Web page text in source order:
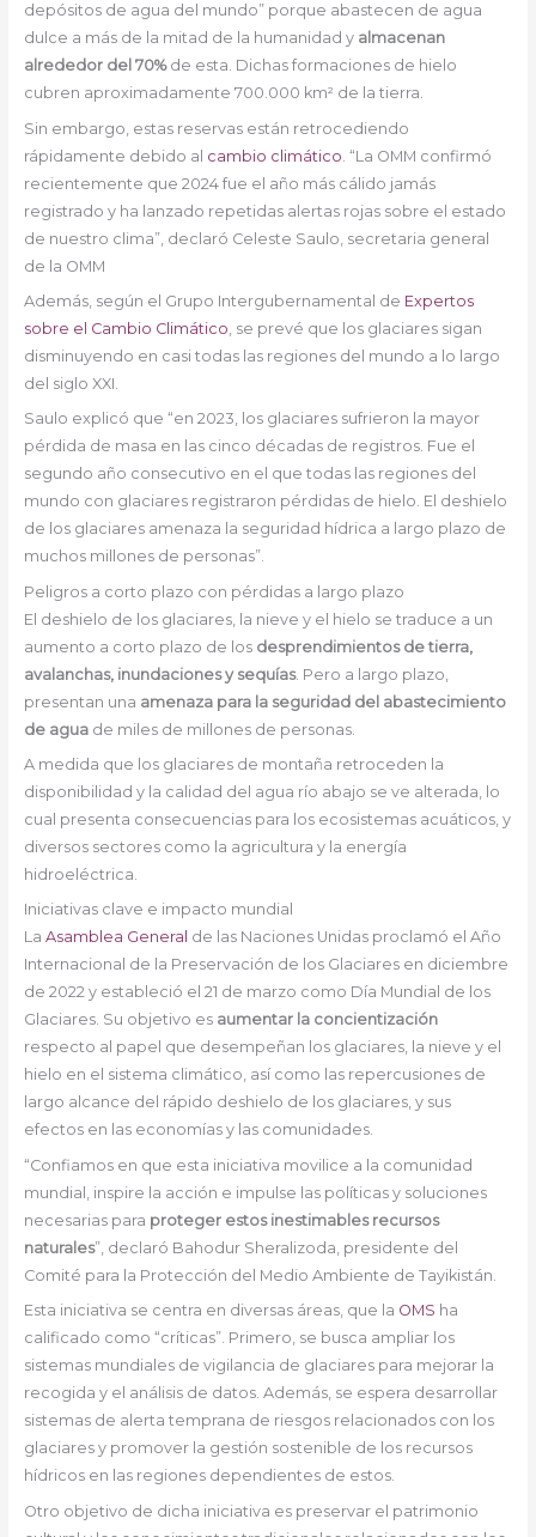
depósitos de agua del mundo” porque abastecen de agua
dulce a más de la mitad de la humanidad y almacenan
alrededor del 70%de esta. Dichas formaciones de hielo
cubren aproximadamente 700.000 km² de la tierra.
Sin embargo, estas reservas están retrocediendo
rápidamente debido al cambio climático . “La OMM confirmó
recientemente que 2024 fue el año más cálido jamás
registrado y ha lanzado repetidas alertas rojas sobre el estado
de nuestro clima”, declaró Celeste Saulo, secretaria general
de la OMM
Además, según el Grupo Intergubernamental de Expertos
sobre el Cambio Climático , se prevé que los glaciares sigan
disminuyendo en casi todas las regiones del mundo a lo largo
del siglo XXI.
Saulo explicó que “en 2023, los glaciares sufrieron la mayor
pérdida de masa en las cinco décadas de registros. Fue el
segundo año consecutivo en el que todas las regiones del
mundo con glaciares registraron pérdidas de hielo. El deshielo
de los glaciares amenaza la seguridad hídrica a largo plazo de
muchos millones de personas”.
Peligros a corto plazo con pérdidas a largo plazo
El deshielo de los glaciares, la nieve y el hielo se traduce a un
aumento a corto plazo de los desprendimientos de tierra,
avalanchas, inundaciones y sequías. Pero a largo plazo,
presentan una amenaza para la seguridad del abastecimiento
de aguade miles de millones de personas.
A medida que los glaciares de montaña retroceden la
disponibilidad y la calidad del agua río abajo se ve alterada, lo
cual presenta consecuencias para los ecosistemas acuáticos, y
diversos sectores como la agricultura y la energía
hidroeléctrica.
Iniciativas clave e impacto mundial
La Asamblea General de las Naciones Unidas proclamó el Año
Internacional de la Preservación de los Glaciares en diciembre
de 2022 y estableció el 21 de marzo como Día Mundial de los
Glaciares. Su objetivo es aumentar la concientización
respecto al papel que desempeñan los glaciares, la nieve y el
hielo en el sistema climático, así como las repercusiones de
largo alcance del rápido deshielo de los glaciares, y sus
efectos en las economías y las comunidades.
“Confiamos en que esta iniciativa movilice a la comunidad
mundial, inspire la acción e impulse las políticas y soluciones
necesarias para proteger estos inestimables recursos
naturales”, declaró Bahodur Sheralizoda, presidente del
Comité para la Protección del Medio Ambiente de Tayikistán.
Esta iniciativa se centra en diversas áreas, que la OMS ha
calificado como “críticas”. Primero, se busca ampliar los
sistemas mundiales de vigilancia de glaciares para mejorar la
recogida y el análisis de datos. Además, se espera desarrollar
sistemas de alerta temprana de riesgos relacionados con los
glaciares y promover la gestión sostenible de los recursos
hídricos en las regiones dependientes de estos.
Otro objetivo de dicha iniciativa es preservar el patrimonio